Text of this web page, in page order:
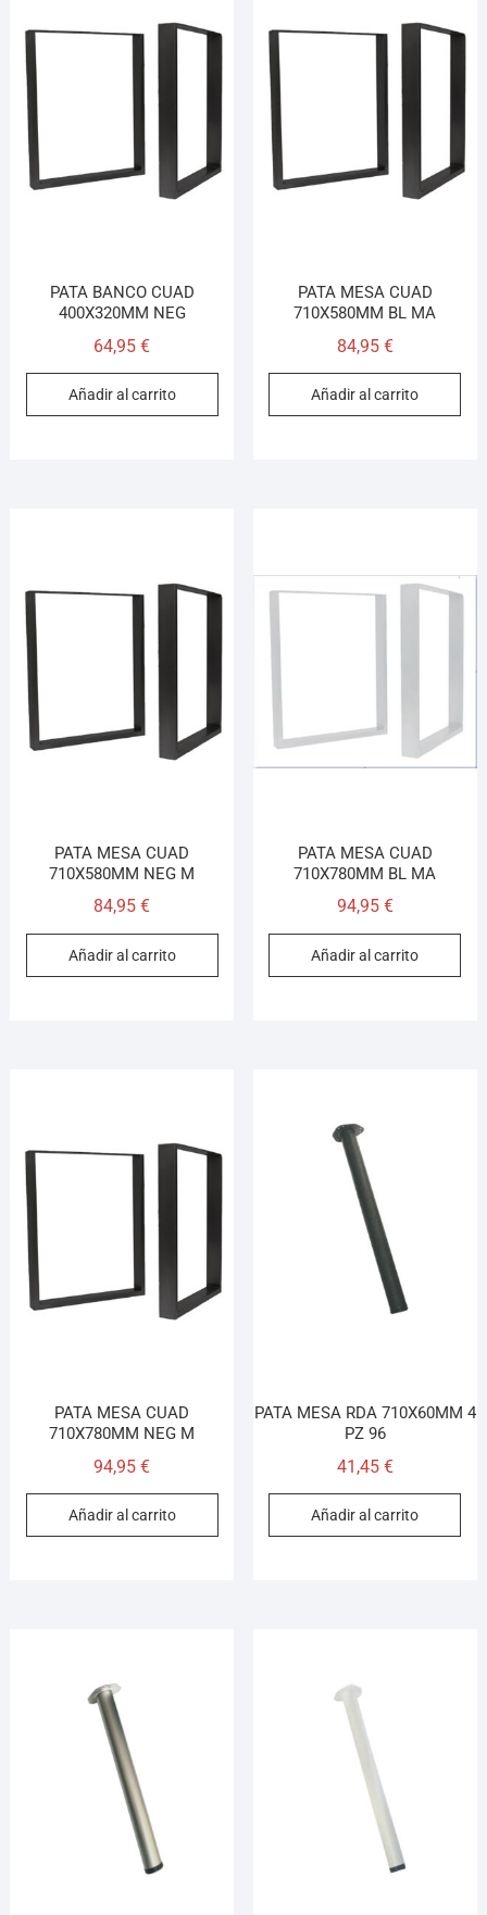
PATA BANCO CUAD
400X320MM NEG
64,95€
Añadir al carrito
PATA MESA CUAD
710X580MM BL MA
84,95 €
Añadir al carrito
PATA MESA CUAD
710X580MM NEG M
84,95€
Añadir al carrito
PATA MESA CUAD
710X780MM BL MA
94,95 €
Añadir al carrito
PATA MESA CUAD
710X780MM NEG M
94,95€
Añadir al carrito
PATA MESA RDA 710X60MM 4
PZ 96
41,45 €
Añadir al carrito